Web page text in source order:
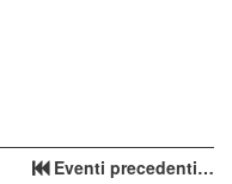
Eventi precedenti…